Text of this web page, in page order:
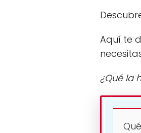
Aquí te
¿Qué la